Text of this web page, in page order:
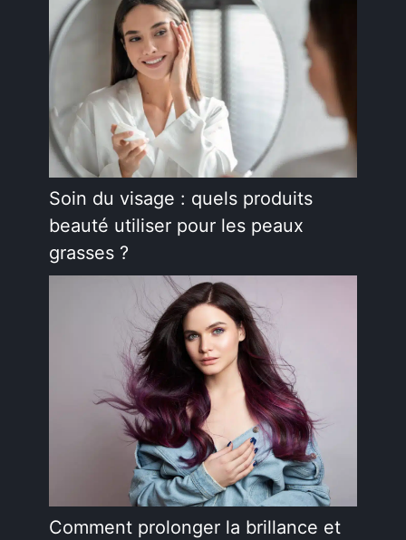
Soin du visage : quels produits
beauté utiliser pour les peaux
grasses ?
Comment prolonger la brillance et